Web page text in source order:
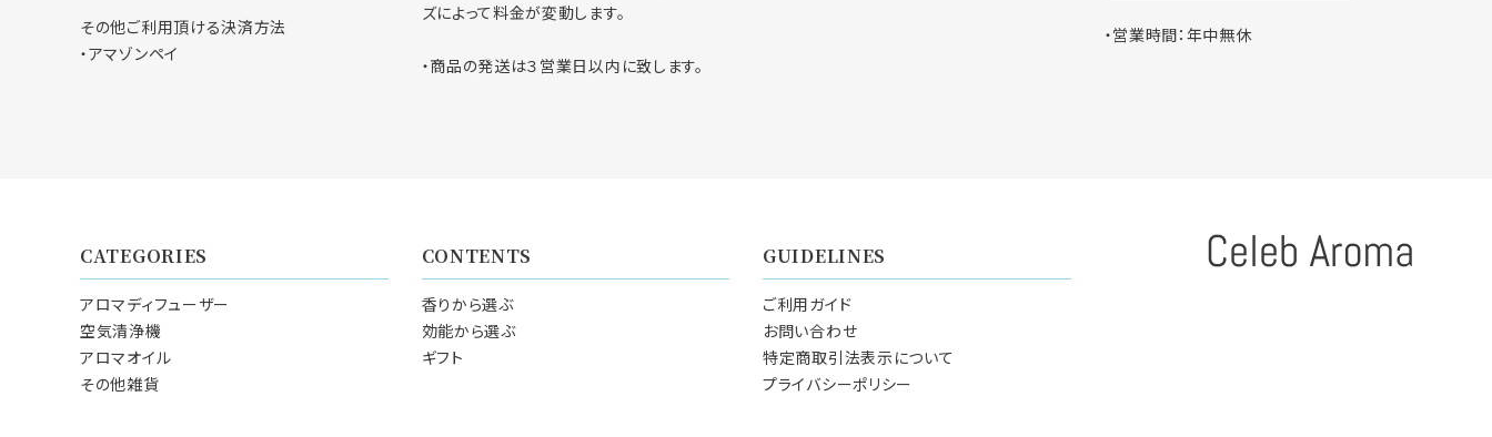
その他ご利用頂ける決済方法
・アマゾンペイ
ズによって料金が変動します。
・商品の発送は３営業日以内に致します。
・営業時間：年中無休
CATEGORIES
アロマディフューザー
空気清浄機
アロマオイル
その他雑貨
CONTENTS
香りから選ぶ
効能から選ぶ
ギフト
GUIDELINES
ご利用ガイド
お問い合わせ
特定商取引法表示について
プライバシーポリシー